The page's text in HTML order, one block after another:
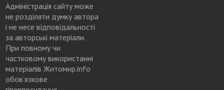
Адміністрація сайту може
не розділяти думку автора
і не несе відповідальності
за авторські матеріали.
При повному чи
частковому використанні
матеріалів Житомир.info
обов’язкове